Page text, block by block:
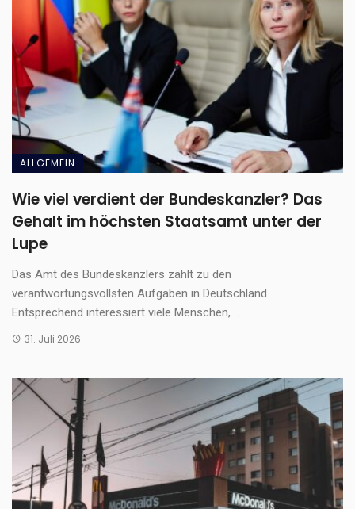
ALLGEMEIN
Wie viel verdient der Bundeskanzler? Das
Gehalt im höchsten Staatsamt unter der
Lupe
Das Amt des Bundeskanzlers zählt zu den
verantwortungsvollsten Aufgaben in Deutschland.
Entsprechend interessiert viele Menschen, ...
31. Juli 2026